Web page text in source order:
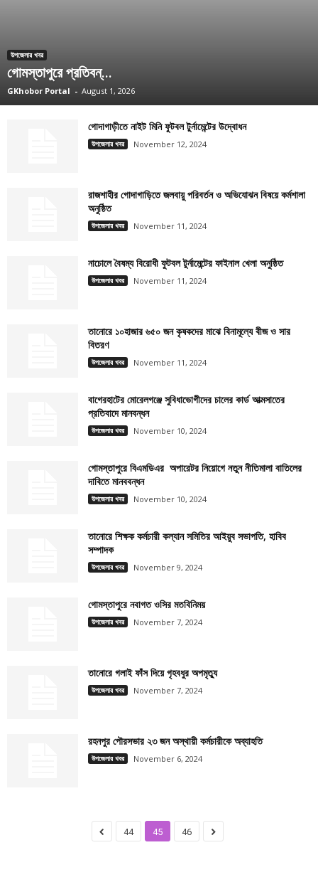
উপজেলার খবর
গোমস্তাপুরে প্রতিবন্...
GKhobor Portal - August 1, 2026
গোদাগাড়ীতে নাইট মিনি ফুটবল টুর্নামেন্টের উদ্বোধন
উপজেলার খবর November 12, 2024
রাজশাহীর গোদাগাড়িতে জলবায়ু পরিবর্তন ও অভিযোঝন বিষয়ে কর্মশালা
অনুষ্ঠিত
উপজেলার খবর November 11, 2024
নাচোলে বৈষম্য বিরোধী ফুটবল টুর্নামেন্টের ফাইনাল খেলা অনুষ্ঠিত
উপজেলার খবর November 11, 2024
তানোরে ১০হাজার ৬৫০ জন কৃষকদের মাঝে বিনামূল্যে বীজ ও সার
বিতরণ
উপজেলার খবর November 11, 2024
বাগেরহাটের মোরেলগঞ্জে সুবিধাভোগীদের চালের কার্ড আত্মসাতের
প্রতিবাদে মানবন্ধন
উপজেলার খবর November 10, 2024
গোমস্তাপুরে বিএমডিএর অপারেটর নিয়োগে নতুন নীতিমালা বাতিলের
দাবিতে মানববন্ধন
উপজেলার খবর November 10, 2024
তানোরে শিক্ষক কর্মচারী কল্যান সমিতির আইয়ুব সভাপতি, হাবিব
সম্পাদক
উপজেলার খবর November 9, 2024
গোমস্তাপুরে নবাগত ওসির মতবিনিময়
উপজেলার খবর November 7, 2024
তানোরে গলাই ফাঁস দিয়ে গৃহবধুর অপমৃত্যু
উপজেলার খবর November 7, 2024
রহনপুর পৌরসভার ২৩ জন অস্থায়ী কর্মচারীকে অব্যাহতি
উপজেলার খবর November 6, 2024
44 45 46